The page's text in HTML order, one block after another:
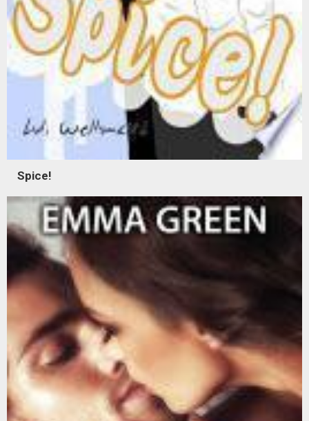
Spice!